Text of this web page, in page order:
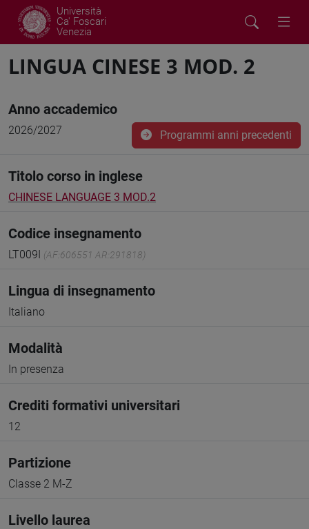
Università
Ca' Foscari
Venezia
LINGUA CINESE 3 MOD. 2
Anno accademico
2026/2027 Programmi anni precedenti
Titolo corso in inglese
CHINESE LANGUAGE 3 MOD.2
Codice insegnamento
LT009I (AF:606551 AR:291818)
Lingua di insegnamento
Italiano
Modalità
In presenza
Crediti formativi universitari
12
Partizione
Classe 2 M-Z
Livello laurea